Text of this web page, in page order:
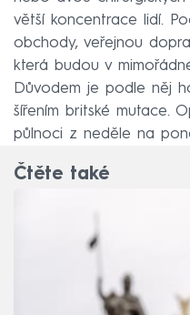
větší koncentrace lidí.
obchody, veřejnou
která budou v
Důvodem je podle něj
šířením britské mutace.
půlnoci z neděle na
Čtěte také